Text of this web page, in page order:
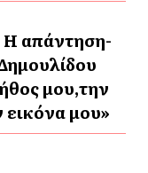
Η απάντηση-
μου,την
εικόνα μου»